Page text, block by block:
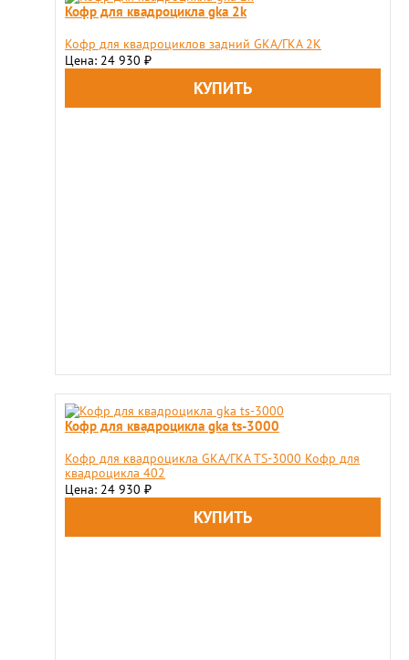
Кофр для квадроцикла gka 2k
Кофр для квадроциклов задний GKA/ГКА 2K
Цена: 24 930 ₽
Кофр для квадроцикла gka ts-3000
Кофр для квадроцикла GKA/ГКА TS-3000 Кофр для
квадроцикла 402
Цена: 24 930 ₽